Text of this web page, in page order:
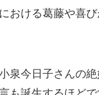
おける葛藤や喜
泉今日子さんの